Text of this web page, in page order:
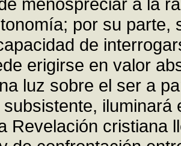
por su parte,
de
erigirse en valor
luz sobre el ser a
Revelación cristiana